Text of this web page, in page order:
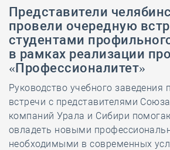
Представители
провели очередную
студентами
в рамках реализации
«Профессионалитет»
Руководство учебного заведения
встречи с представителями
компаний Урала и Сибири
овладеть новыми
необходимыми в современных